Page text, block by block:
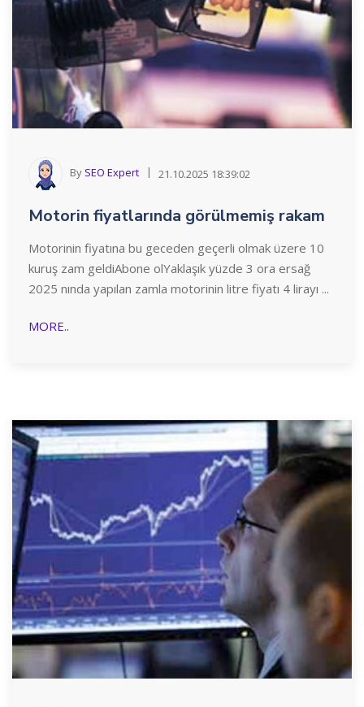
By SEO Expert 21.10.2025 18:39:02
Motorin fiyatlarında görülmemiş rakam
Motorinin fiyatına bu geceden geçerli olmak üzere 10
kuruş zam geldiAbone olYaklaşık yüzde 3 ora ersağ
2025 nında yapılan zamla motorinin litre fiyatı 4 lirayı ...
MORE..